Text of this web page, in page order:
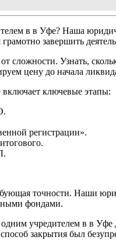
в в Уфе? Наша
завершить
сложности. Узнать,
цену до начала
ключевые этапы:
регистрации».
точности. Наши
фондами.
учредителем в в
закрытия был